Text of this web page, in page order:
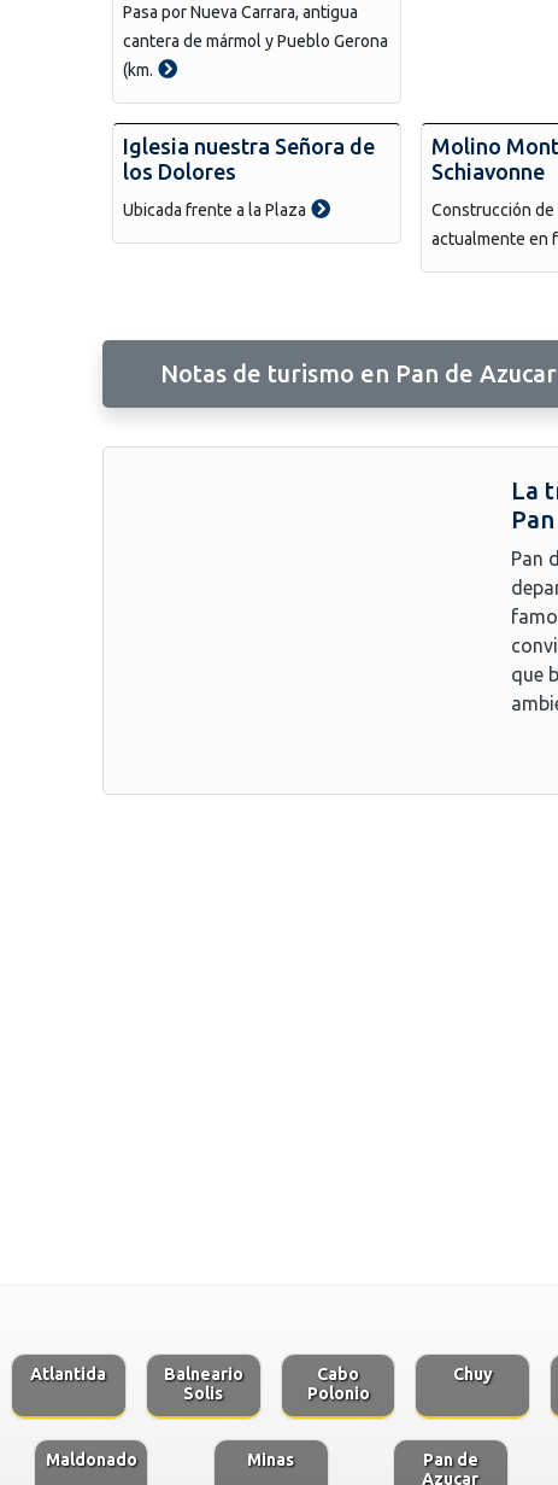
Pasa por Nueva Carrara, antigua
cantera de mármol y Pueblo Gerona
(km.
Iglesia nuestra Señora de
los Dolores
Ubicada frente a la Plaza
Molino
Schiavonne
Construcción
actualmente en
Notas de turismo en Pan de Azucar
La
Pan
que
Atlantida
Balneario
Solis
Cabo
Polonio
Chuy
Maldonado Minas
Pan de
Azucar